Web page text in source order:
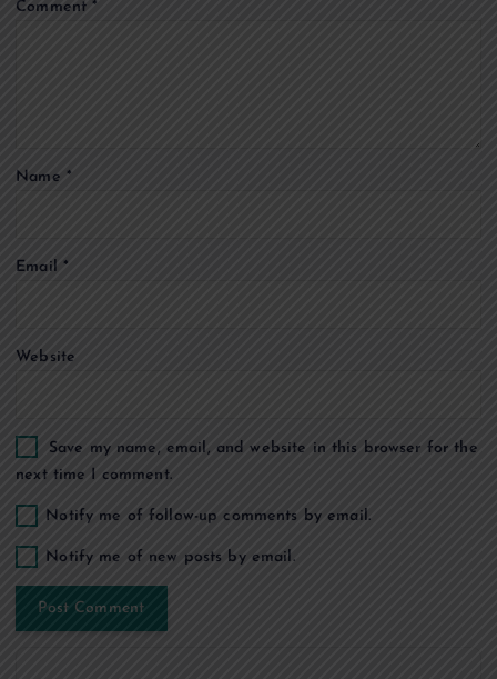
o
n
Comment*
Name *
Email *
Website
Save my name, email, and website in this browser for the
next time I comment.
Notify me of follow-up comments by email.
Notify me of new posts by email.